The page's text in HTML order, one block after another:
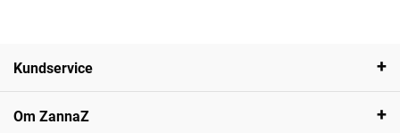
Kundservice
Om ZannaZ